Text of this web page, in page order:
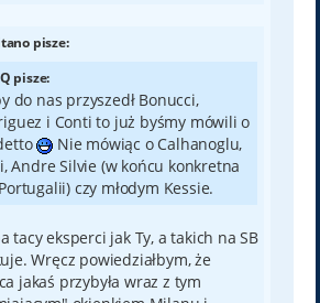
pisze:
pisze:
do nas przyszedł Bonucci,
i Conti to już byśmy mówili o
Nie mówiąc o Calhanoglu,
Andre Silvie (w końcu konkretna
czy młodym Kessie.
tacy eksperci jak Ty, a takich na SB
Wręcz powiedziałbym, że
jakaś przybyła wraz z tym